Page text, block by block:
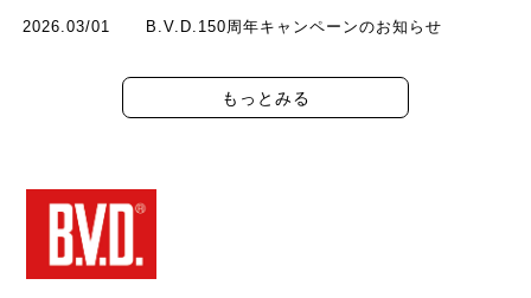
2026.03/01 B.V.D.150周年キャンペーンのお知らせ
もっとみる